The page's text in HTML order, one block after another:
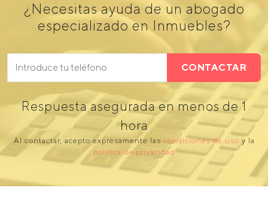
¿Necesitas ayuda de un abogado
especializado en Inmuebles?
CONTACTAR
Respuesta asegurada en menos de 1
hora
Al contactar, acepto expresamente las condiciones de uso y la
política de privacidad